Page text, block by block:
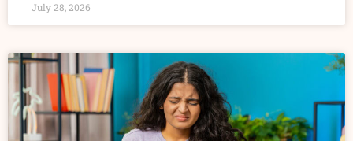
July 28, 2026